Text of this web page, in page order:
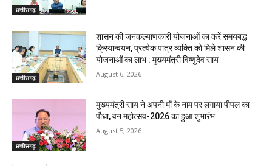
छत्तीसगढ़
छत्तीसगढ़
शासन की जनकल्याणकारी योजनाओं का करें समयबद्ध
क्रियान्वयन, प्रत्येक पात्र व्यक्ति को मिले शासन की
योजनाओं का लाभ : मुख्यमंत्री विष्णुदेव साय
August 6, 2026
छत्तीसगढ़
मुख्यमंत्री साय ने अपनी माँ के नाम पर लगाया पीपल का
पौधा, वन महोत्सव-2026 का हुआ शुभारंभ
August 5, 2026